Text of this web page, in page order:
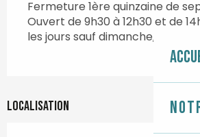
Fermeture 1ère quinzaine de
Ouvert de 9h30 à 12h30 et de
les jours sauf dimanche, lundi, et
Localisation